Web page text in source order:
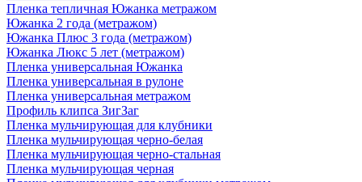
Пленка тепличная Южанка метражом
Южанка 2 года (метражом)
Южанка Плюс 3 года (метражом)
Южанка Люкс 5 лет (метражом)
Пленка универсальная Южанка
Пленка универсальная в рулоне
Пленка универсальная метражом
Профиль клипса ЗигЗаг
Пленка мульчирующая для клубники
Пленка мульчирующая черно-белая
Пленка мульчирующая черно-стальная
Пленка мульчирующая черная